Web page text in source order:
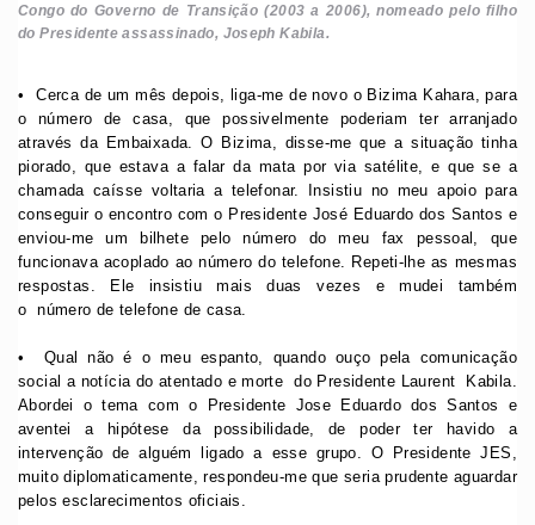
Congo do Governo de Transição (2003 a 2006), nomeado pelo filho
do Presidente assassinado, Joseph Kabila.
•⁠ ⁠Cerca de um mês depois, liga-me de novo o Bizima Kahara, para
o número de casa, que possivelmente poderiam ter arranjado
através da Embaixada. O Bizima, disse-me que a situação tinha
piorado, que estava a falar da mata por via satélite, e que se a
chamada caísse voltaria a telefonar. Insistiu no meu apoio para
conseguir o encontro com o Presidente José Eduardo dos Santos e
enviou-me um bilhete pelo número do meu fax pessoal, que
funcionava acoplado ao número do telefone. Repeti-lhe as mesmas
respostas. Ele insistiu mais duas vezes e mudei também
o número de telefone de casa.
•⁠ ⁠Qual não é o meu espanto, quando ouço pela comunicação
social a notícia do atentado e morte do Presidente Laurent Kabila.
Abordei o tema com o Presidente Jose Eduardo dos Santos e
aventei a hipótese da possibilidade, de poder ter havido a
intervenção de alguém ligado a esse grupo. O Presidente JES,
muito diplomaticamente, respondeu-me que seria prudente aguardar
pelos esclarecimentos oficiais.